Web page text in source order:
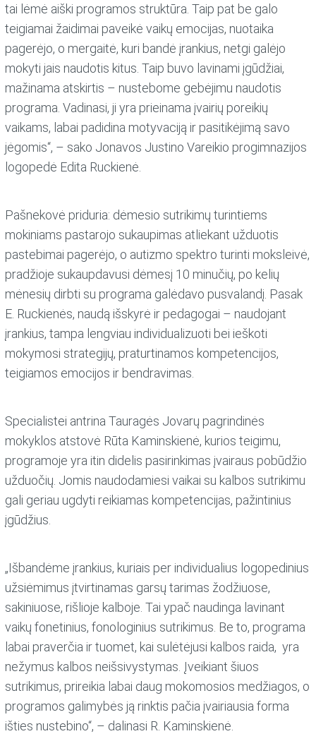
tai lėmė aiški programos struktūra. Taip pat be galo
teigiamai žaidimai paveikė vaikų emocijas, nuotaika
pagerėjo, o mergaitė, kuri bandė įrankius, netgi galėjo
mokyti jais naudotis kitus. Taip buvo lavinami įgūdžiai,
mažinama atskirtis – nustebome gebėjimu naudotis
programa. Vadinasi, ji yra prieinama įvairių poreikių
vaikams, labai padidina motyvaciją ir pasitikėjimą savo
jėgomis“, – sako Jonavos Justino Vareikio progimnazijos
logopedė Edita Ruckienė.
Pašnekovė priduria: dėmesio sutrikimų turintiems
mokiniams pastarojo sukaupimas atliekant užduotis
pastebimai pagerėjo, o autizmo spektro turinti moksleivė,
pradžioje sukaupdavusi dėmesį 10 minučių, po kelių
mėnesių dirbti su programa galėdavo pusvalandį. Pasak
E. Ruckienės, naudą išskyrė ir pedagogai – naudojant
įrankius, tampa lengviau individualizuoti bei ieškoti
mokymosi strategijų, praturtinamos kompetencijos,
teigiamos emocijos ir bendravimas.
Specialistei antrina Tauragės Jovarų pagrindinės
mokyklos atstovė Rūta Kaminskienė, kurios teigimu,
programoje yra itin didelis pasirinkimas įvairaus pobūdžio
užduočių. Jomis naudodamiesi vaikai su kalbos sutrikimu
gali geriau ugdyti reikiamas kompetencijas, pažintinius
įgūdžius.
„Išbandėme įrankius, kuriais per individualius logopedinius
užsiėmimus įtvirtinamas garsų tarimas žodžiuose,
sakiniuose, rišlioje kalboje. Tai ypač naudinga lavinant
vaikų fonetinius, fonologinius sutrikimus. Be to, programa
labai praverčia ir tuomet, kai sulėtėjusi kalbos raida, yra
nežymus kalbos neišsivystymas. Įveikiant šiuos
sutrikimus, prireikia labai daug mokomosios medžiagos, o
programos galimybės ją rinktis pačia įvairiausia forma
išties nustebino“, – dalinasi R. Kaminskienė.